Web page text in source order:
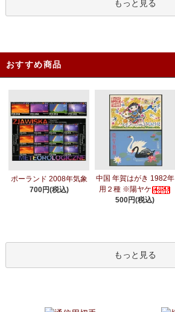
もっと見る
おすすめ商品
ポーランド 2008年気象
700円(税込)
中国 年賀はがき 1982年
用２種 ※陽ヤケ
500円(税込)
もっと見る